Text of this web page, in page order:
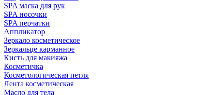
SPA маска для рук
SPA носочки
SPA перчатки
Аппликатор
Зеркало косметическое
Зеркальце карманное
Кисть для макияжа
Косметичка
Косметологическая петля
Лента косметическая
Масло для тела